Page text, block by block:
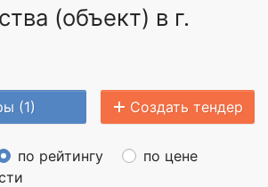
(объект) в г.
(1) Создать тендер
по рейтингу
по цене